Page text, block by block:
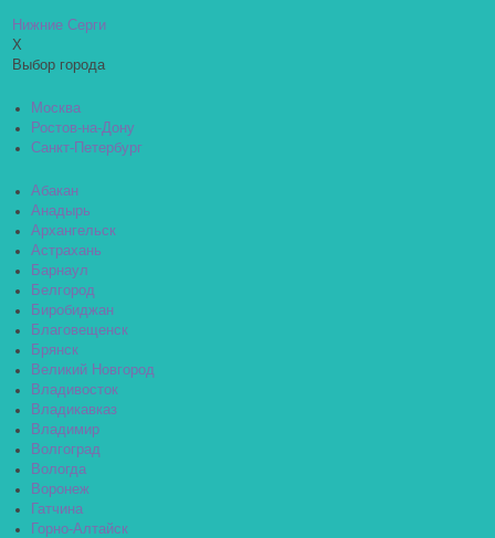
Нижние Серги
X
Выбор города
Москва
Ростов-на-Дону
Санкт-Петербург
Абакан
Анадырь
Архангельск
Астрахань
Барнаул
Белгород
Биробиджан
Благовещенск
Брянск
Великий Новгород
Владивосток
Владикавказ
Владимир
Волгоград
Вологда
Воронеж
Гатчина
Горно-Алтайск